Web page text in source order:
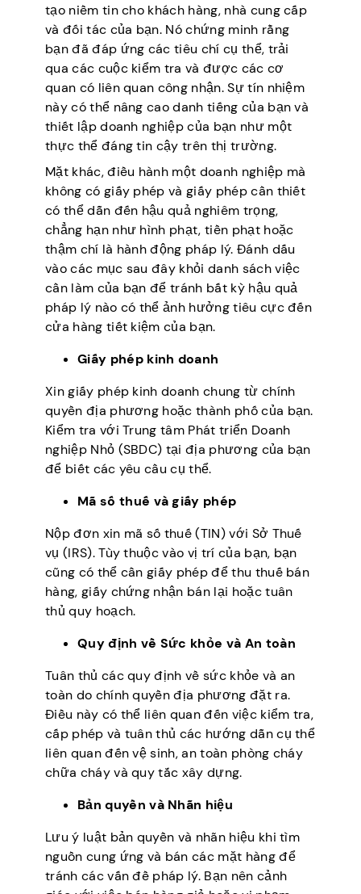
tạo niềm tin cho khách hàng, nhà cung cấp
và đối tác của bạn. Nó chứng minh rằng
bạn đã đáp ứng các tiêu chí cụ thể, trải
qua các cuộc kiểm tra và được các cơ
quan có liên quan công nhận. Sự tín nhiệm
này có thể nâng cao danh tiếng của bạn và
thiết lập doanh nghiệp của bạn như một
thực thể đáng tin cậy trên thị trường.
Mặt khác, điều hành một doanh nghiệp mà
không có giấy phép và giấy phép cần thiết
có thể dẫn đến hậu quả nghiêm trọng,
chẳng hạn như hình phạt, tiền phạt hoặc
thậm chí là hành động pháp lý. Đánh dấu
vào các mục sau đây khỏi danh sách việc
cần làm của bạn để tránh bất kỳ hậu quả
pháp lý nào có thể ảnh hưởng tiêu cực đến
cửa hàng tiết kiệm của bạn.
Giấy phép kinh doanh
Xin giấy phép kinh doanh chung từ chính
quyền địa phương hoặc thành phố của bạn.
Kiểm tra với Trung tâm Phát triển Doanh
nghiệp Nhỏ (SBDC) tại địa phương của bạn
để biết các yêu cầu cụ thể.
Mã số thuế và giấy phép
Nộp đơn xin mã số thuế (TIN) với Sở Thuế
vụ (IRS). Tùy thuộc vào vị trí của bạn, bạn
cũng có thể cần giấy phép để thu thuế bán
hàng, giấy chứng nhận bán lại hoặc tuân
thủ quy hoạch.
Quy định về Sức khỏe và An toàn
Tuân thủ các quy định về sức khỏe và an
toàn do chính quyền địa phương đặt ra.
Điều này có thể liên quan đến việc kiểm tra,
cấp phép và tuân thủ các hướng dẫn cụ thể
liên quan đến vệ sinh, an toàn phòng cháy
chữa cháy và quy tắc xây dựng.
Bản quyền và Nhãn hiệu
Lưu ý luật bản quyền và nhãn hiệu khi tìm
nguồn cung ứng và bán các mặt hàng để
tránh các vấn đề pháp lý. Bạn nên cảnh